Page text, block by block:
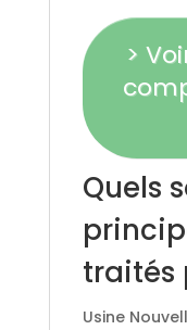
>
Quels
traités
Usine